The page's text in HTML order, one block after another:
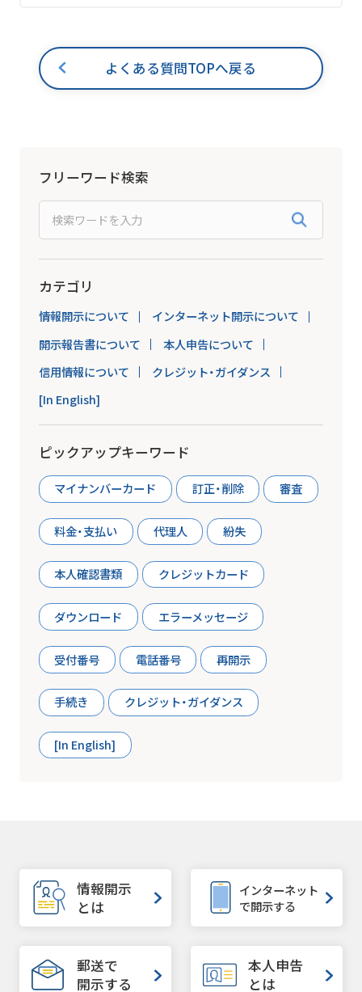
よくある質問TOPへ戻る
フリーワード検索
カテゴリ
情報開示について
インターネット開示について
開示報告書について
本人申告について
信用情報について
クレジット・ガイダンス
[In English]
ピックアップキーワード
マイナンバーカード 訂正・削除 審査
料金・支払い 代理人 紛失
本人確認書類 クレジットカード
ダウンロード エラーメッセージ
受付番号 電話番号 再開示
手続き クレジット・ガイダンス
[In English]
情報開示
とは
インターネット
で開示する
郵送で
開示する
本人申告
とは